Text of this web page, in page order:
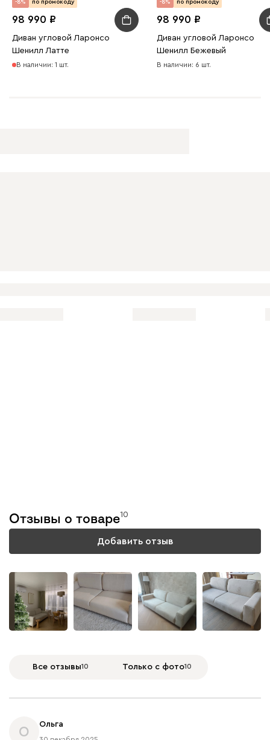
-8% по промокоду
98 990
Диван угловой Ларонсо
Шенилл Латте
В наличии: 1 шт.
-8% по промокоду
98 990
Диван угловой Ларонсо
Шенилл Бежевый
В наличии: 6 шт.
Подробнее
Отзывы о товаре10
Добавить отзыв
Все отзывы10 Только с фото10
О
Ольга